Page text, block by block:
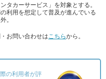
タカーサービス」を対象とする。
利用を想定して普及が進んでいる
。
お問い合わせはこちらから。
の利用者が評